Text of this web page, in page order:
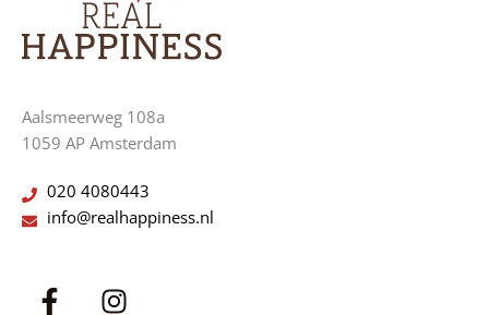
Aalsmeerweg 108a
1059 AP Amsterdam
020 4080443
info@realhappiness.nl